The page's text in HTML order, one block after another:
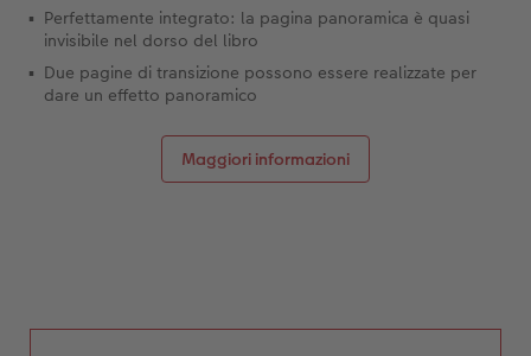
Perfettamente integrato: la pagina panoramica è quasi
invisibile nel dorso del libro
Due pagine di transizione possono essere realizzate per
dare un effetto panoramico
Maggiori informazioni